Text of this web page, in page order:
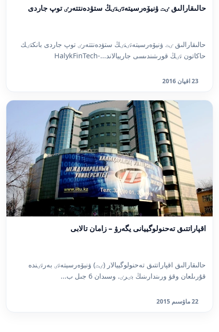
حالىقارالىق ٸت ۋنيۆەرسيتەتٸنٸڭ ستۋدەنتتەرٸ توپ جاردى
حالىقارالىق ٸت ۋنيۆەرسيتەتٸنٸڭ ستۋدەنتتەرٸ توپ جاردى بانكتٸك
حاكاتون ‪HalykFinTech-تٸڭ قورىتىندىسى جارييالاند...
23 اقپان 2016
اقپاراتتىق تەحنولوگييانى يگەرۋ – زامان تالابى
حالىقارالىق اقپاراتتىق تەحنولوگييالار (ٸت) ۋنيۆەرسيتەتٸ بەرتٸندە
قۇرىلعان وقۋ ورىندارىنىڭ بٸرٸ. وسىدان 6 جىل ب...
22 ماۋسىم 2015